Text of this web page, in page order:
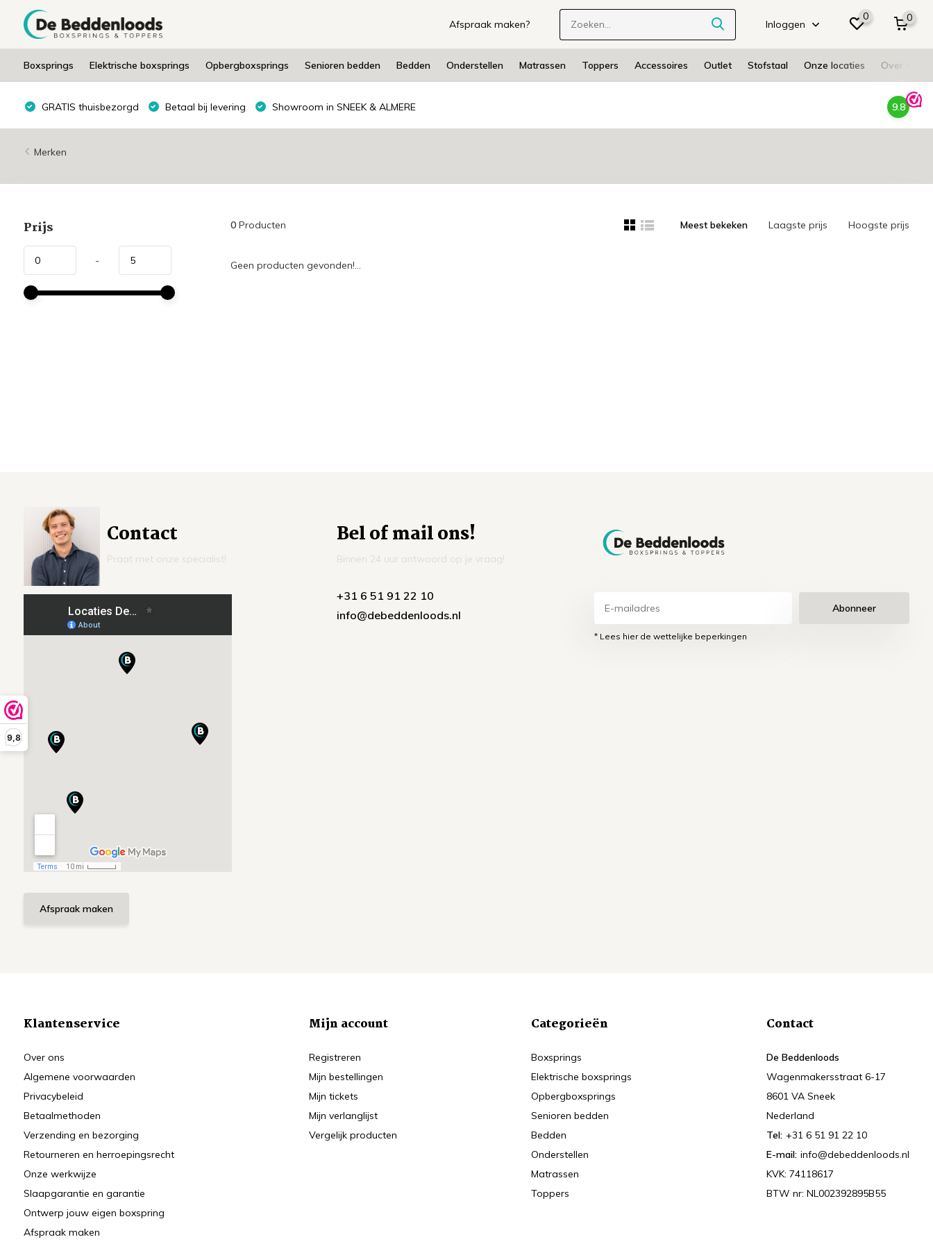
9,8
Afspraak maken? Inloggen
0 0
Boxsprings Elektrische boxsprings Opbergboxsprings Senioren bedden Bedden Onderstellen Matrassen Toppers Accessoires Outlet Stofstaal Onze locaties Over ons
GRATIS thuisbezorgd Betaal bij levering Showroom in SNEEK & ALMERE 9.8
Merken
Prijs
-
0Producten Meest bekeken Laagste prijs Hoogste prijs
Geen producten gevonden!...
Contact
Praat met onze specialist!
Afspraak maken
Bel of mail ons!
Binnen 24 uur antwoord op je vraag!
+31 6 51 91 22 10
info@debeddenloods.nl
Abonneer
* Lees hier de wettelijke beperkingen
Klantenservice
Over ons
Algemene voorwaarden
Privacybeleid
Betaalmethoden
Verzending en bezorging
Retourneren en herroepingsrecht
Onze werkwijze
Slaapgarantie en garantie
Ontwerp jouw eigen boxspring
Afspraak maken
Mijn account
Registreren
Mijn bestellingen
Mijn tickets
Mijn verlanglijst
Vergelijk producten
Categorieën
Boxsprings
Elektrische boxsprings
Opbergboxsprings
Senioren bedden
Bedden
Onderstellen
Matrassen
Toppers
Contact
De Beddenloods
Wagenmakersstraat 6-17
8601 VA Sneek
Nederland
Tel: +31 6 51 91 22 10
E-mail: info@debeddenloods.nl
KVK: 74118617
BTW nr: NL002392895B55